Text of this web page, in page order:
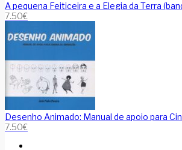
A pequena Feiticeira e a Elegia da Terra
7.50€
Desenho Animado: Manual de apoio para
7.50€